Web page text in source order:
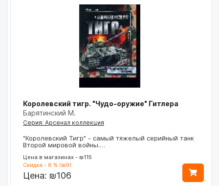
Королевский тигр. "Чудо-оружие" Гитлера
Барятинский М.
Серия: Арсенал коллекция
"Королевский Тигр" - самый тяжелый серийный танк
Второй мировой войны.…
Цена в магазинах - ₪115
Скидка - 8 % (₪9)
Цена: ₪106